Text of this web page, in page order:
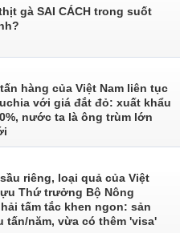
gà SAI CÁCH trong suốt
hàng của Việt Nam liên tục
với giá đắt đỏ: xuất khẩu
nước ta là ông trùm lớn
riêng, loại quả của Việt
Thứ trưởng Bộ Nông
tấm tắc khen ngon: sản
tấn/năm, vừa có thêm 'visa'